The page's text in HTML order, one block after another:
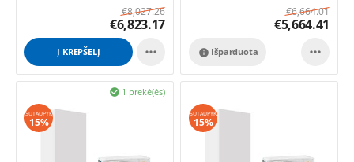
€8,027.26
€6,823.17
Į KREPŠELĮ 
€6,664.01
€5,664.41
Išparduota
 
1 prekė(ės)

SUTAUPYK
15%
SUTAUPYK
15%